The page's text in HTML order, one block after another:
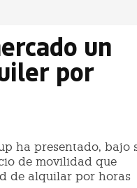
un
por
ha presentado, bajo
de movilidad que
de alquilar por horas